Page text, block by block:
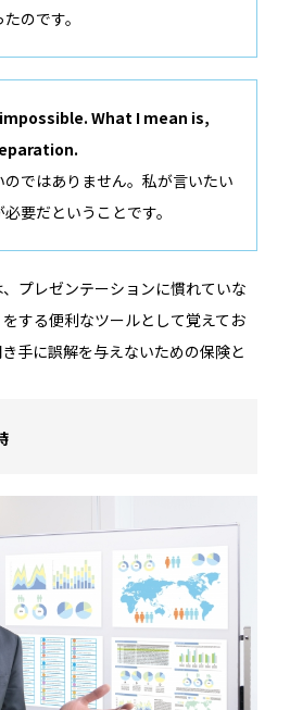
のです。
What I mean is,
ではありません。私が言いたい
要だということです。
プレゼンテーションに慣れていな
する便利なツールとして覚えてお
手に誤解を与えないための保険と